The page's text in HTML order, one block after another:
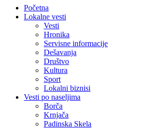
Početna
Lokalne vesti
Vesti
Hronika
Servisne informacije
Dešavanja
Društvo
Kultura
Sport
Lokalni biznisi
Vesti po naseljima
Borča
Krnjača
Padinska Skela